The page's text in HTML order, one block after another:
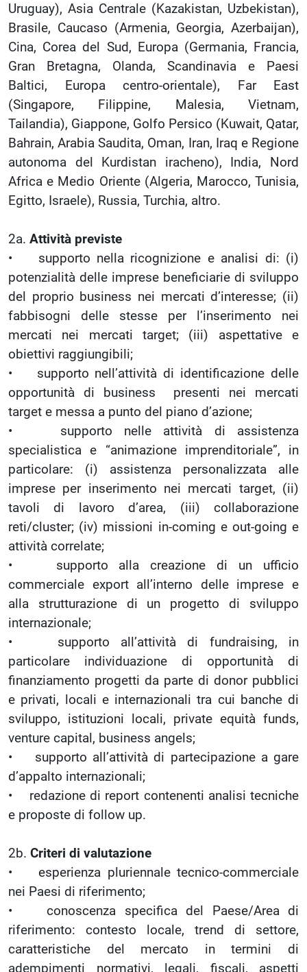
Uruguay), Asia Centrale (Kazakistan, Uzbekistan),
Brasile, Caucaso (Armenia, Georgia, Azerbaijan),
Cina, Corea del Sud, Europa (Germania, Francia,
Gran Bretagna, Olanda, Scandinavia e Paesi
Baltici, Europa centro-orientale), Far East
(Singapore, Filippine, Malesia, Vietnam,
Tailandia), Giappone, Golfo Persico (Kuwait, Qatar,
Bahrain, Arabia Saudita, Oman, Iran, Iraq e Regione
autonoma del Kurdistan iracheno), India, Nord
Africa e Medio Oriente (Algeria, Marocco, Tunisia,
Egitto, Israele), Russia, Turchia, altro.
2a. Attività previste
• supporto nella ricognizione e analisi di: (i)
potenzialità delle imprese beneficiarie di sviluppo
del proprio business nei mercati d’interesse; (ii)
fabbisogni delle stesse per l’inserimento nei
mercati nei mercati target; (iii) aspettative e
obiettivi raggiungibili;
• supporto nell’attività di identificazione delle
opportunità di business presenti nei mercati
target e messa a punto del piano d’azione;
• supporto nelle attività di assistenza
specialistica e “animazione imprenditoriale”, in
particolare: (i) assistenza personalizzata alle
imprese per inserimento nei mercati target, (ii)
tavoli di lavoro d’area, (iii) collaborazione
reti/cluster; (iv) missioni in-coming e out-going e
attività correlate;
• supporto alla creazione di un ufficio
commerciale export all’interno delle imprese e
alla strutturazione di un progetto di sviluppo
internazionale;
• supporto all’attività di fundraising, in
particolare individuazione di opportunità di
finanziamento progetti da parte di donor pubblici
e privati, locali e internazionali tra cui banche di
sviluppo, istituzioni locali, private equità funds,
venture capital, business angels;
• supporto all’attività di partecipazione a gare
d’appalto internazionali;
• redazione di report contenenti analisi tecniche
e proposte di follow up.
2b. Criteri di valutazione
• esperienza pluriennale tecnico-commerciale
nei Paesi di riferimento;
• conoscenza specifica del Paese/Area di
riferimento: contesto locale, trend di settore,
caratteristiche del mercato in termini di
adempimenti normativi, legali, fiscali, aspetti